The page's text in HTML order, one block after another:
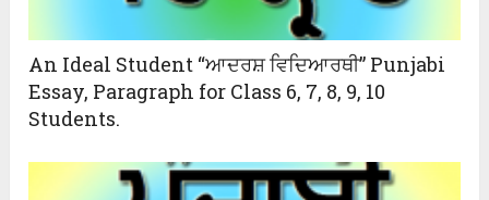
An Ideal Student “ਆਦਰਸ਼ ਵਿਦਿਆਰਥੀ” Punjabi
Essay, Paragraph for Class 6, 7, 8, 9, 10
Students.